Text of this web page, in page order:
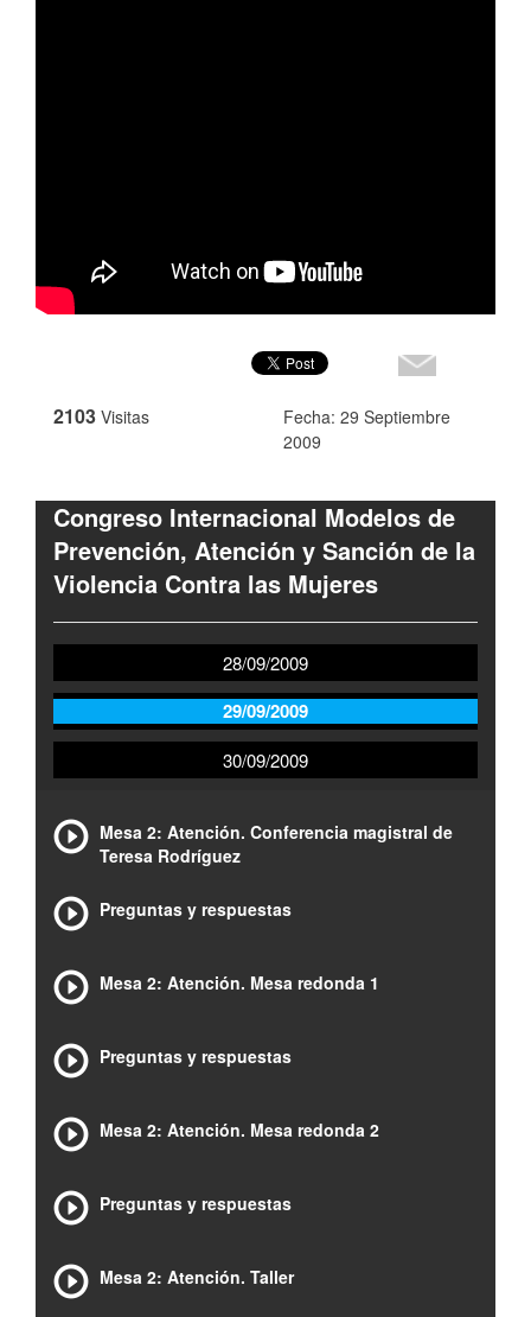
2103 Visitas
Fecha: 29 Septiembre
2009
Congreso Internacional Modelos de
Prevención, Atención y Sanción de la
Violencia Contra las Mujeres
28/09/2009
29/09/2009
30/09/2009
Mesa 2: Atención. Conferencia magistral de
Teresa Rodríguez
Preguntas y respuestas
Mesa 2: Atención. Mesa redonda 1
Preguntas y respuestas
Mesa 2: Atención. Mesa redonda 2
Preguntas y respuestas
Mesa 2: Atención. Taller